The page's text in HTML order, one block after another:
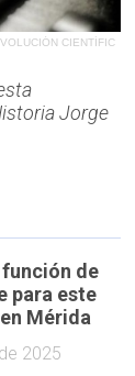
CIENTÍFIC
Jorge
de
para este
Mérida
2025